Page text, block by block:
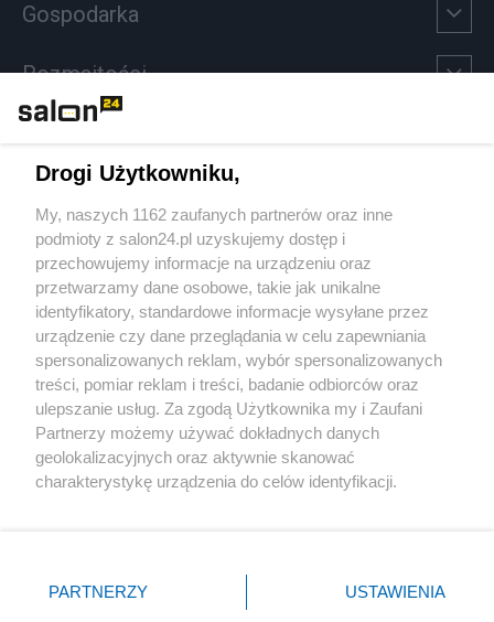
Gospodarka
Rozmaitości
Sport
Społeczeństwo
Kultura
X Facebook Instagram Youtube
Drogi Użytkowniku,
My, naszych 1162 zaufanych partnerów oraz inne
podmioty z salon24.pl uzyskujemy dostęp i
przechowujemy informacje na urządzeniu oraz
przetwarzamy dane osobowe, takie jak unikalne
identyfikatory, standardowe informacje wysyłane przez
urządzenie czy dane przeglądania w celu zapewniania
spersonalizowanych reklam, wybór spersonalizowanych
treści, pomiar reklam i treści, badanie odbiorców oraz
ulepszanie usług. Za zgodą Użytkownika my i Zaufani
Partnerzy możemy używać dokładnych danych
geolokalizacyjnych oraz aktywnie skanować
charakterystykę urządzenia do celów identyfikacji.
zmienić/wycofać klikając przycisk ustawień prywatności
znajdujący się w lewym dolnym rogu strony
PARTNERZY USTAWIENIA